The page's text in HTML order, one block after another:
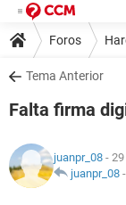
Foros
Tema Anterior
Falta firma
juanpr_08 -
juanpr_08 -